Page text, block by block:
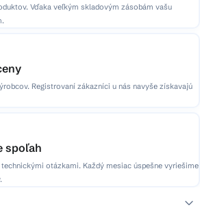
Vďaka veľkým skladovým zásobám vašu
Registrovaní zákazníci u nás navyše získavajú
spoľah
otázkami. Každý mesiac úspešne vyriešime